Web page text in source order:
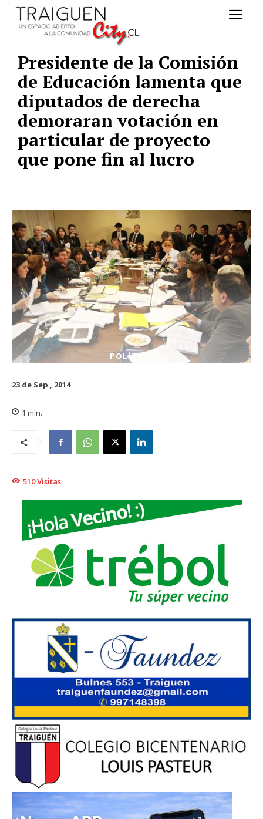
Presidente de la Comisión
de Educación lamenta que
diputados de derecha
demoraran votación en
particular de proyecto
que pone fin al lucro
POLÍTICA
23 de Sep , 2014
1 min.
510Visitas